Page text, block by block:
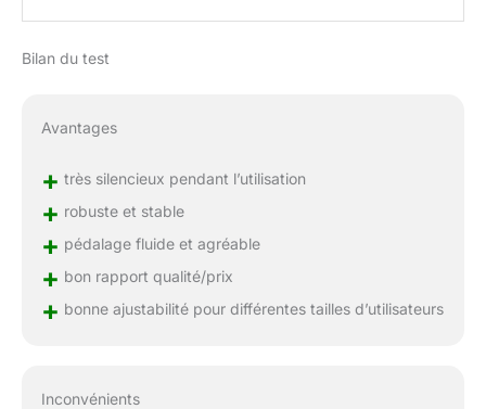
Bilan du test
Avantages
+ très silencieux pendant l’utilisation
+ robuste et stable
+ pédalage fluide et agréable
+ bon rapport qualité/prix
+ bonne ajustabilité pour différentes tailles d’utilisateurs
Inconvénients